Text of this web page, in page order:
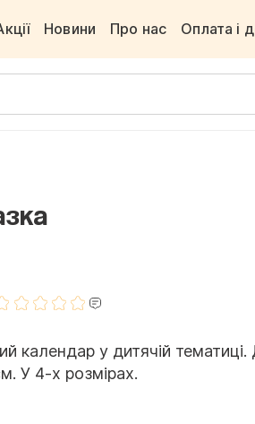
Новини Про нас Оплата і
календар у дитячій
У 4-х розмірах.